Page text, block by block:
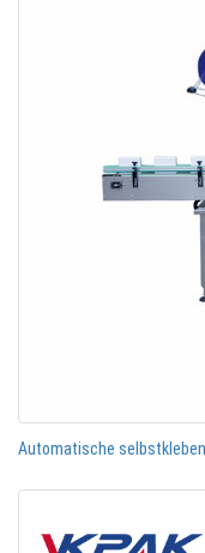
Automatische